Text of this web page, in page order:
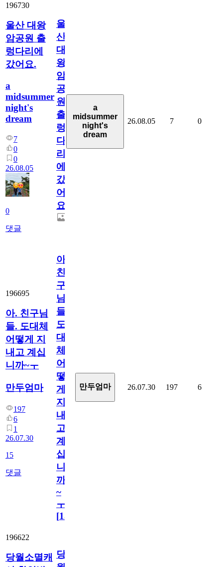
196730
울산 대왕
암공원 출
렁다리에
갔어요.
a
midsummer
night's
dream
7
0
0
26.08.05
0
댓글
울
산
대
왕
암
공
원
출
렁
다
리
에
갔
어
요.
a
midsummer
night's
dream
26.08.05 7 0
196695
아. 친구님
들. 도대체
어떻게 지
내고 계십
니까~ㅜ
만두엄마
197
6
1
26.07.30
15
댓글
아.
친
구
님
들.
도
대
체
어
떻
게
지
내
고
계
십
니
까
~
ㅜ
[15
만두엄마 26.07.30 197 6
196622
당월소멸캐
당